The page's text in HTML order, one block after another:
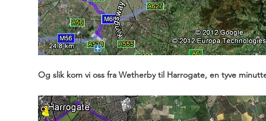
Og slik kom vi oss fra Wetherby til Harrogate, en tyve